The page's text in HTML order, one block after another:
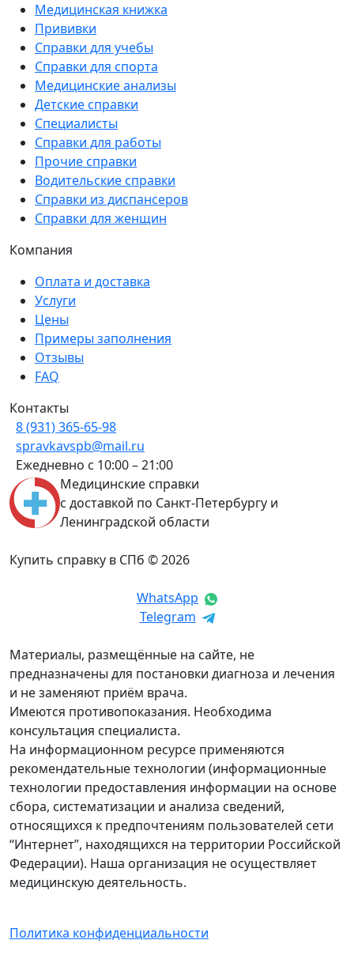
Медицинские справки
с доставкой по Санкт-Петербургу и
Ленинградской области
Купить справку в СПб © 2026
WhatsApp
Telegram
Медицинская книжка
Прививки
Справки для учебы
Справки для спорта
Медицинские анализы
Детские справки
Специалисты
Справки для работы
Прочие справки
Водительские справки
Справки из диспансеров
Справки для женщин
Компания
Оплата и доставка
Услуги
Цены
Примеры заполнения
Отзывы
FAQ
Контакты
8 (931) 365-65-98
spravkavspb@mail.ru
Ежедневно с 10:00 – 21:00
Материалы, размещённые на сайте, не
предназначены для постановки диагноза и лечения
и не заменяют приём врача.
Имеются противопоказания. Необходима
консультация специалиста.
На информационном ресурсе применяются
рекомендательные технологии (информационные
технологии предоставления информации на основе
сбора, систематизации и анализа сведений,
относящихся к предпочтениям пользователей сети
“Интернет”, находящихся на территории Российской
Федерации). Наша организация не осуществляет
медицинскую деятельность.
Политика конфиденциальности